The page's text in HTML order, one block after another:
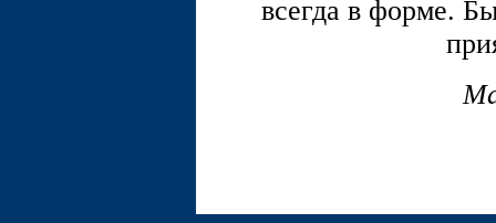
всегда в форме.